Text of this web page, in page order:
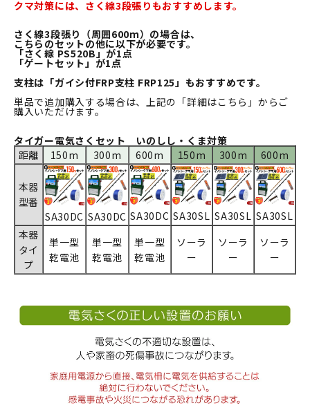
クマ対策には、さく線3段張りもおすすめします。
さく線3段張り（周囲600ｍ）の場合は、
こちらのセットの他に以下が必要です。
「さく線 PS520B」が1点
「ゲートセット」が1点
支柱は「ガイシ付FRP支柱 FRP125」もおすすめです。
単品で追加購入する場合は、上記の「詳細はこちら」からご
購入いただけます。
タイガー電気さくセット いのしし・くま対策
距離
150m 300m 600m 150m 300m 600m
本器
型番
SA30DC SA30DC SA30DC SA30SL SA30SL SA30SL
本器
タイ
プ
単一型
乾電池
単一型
乾電池
単一型
乾電池
ソーラ
ー
ソーラ
ー
ソーラ
ー